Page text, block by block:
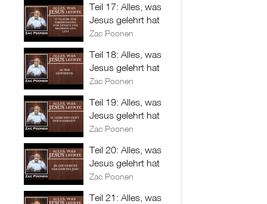
Teil 17: Alles, was
Jesus gelehrt hat
Zac Poonen
Teil 18: Alles, was
Jesus gelehrt hat
Zac Poonen
Teil 19: Alles, was
Jesus gelehrt hat
Zac Poonen
Teil 20: Alles, was
Jesus gelehrt hat
Zac Poonen
Teil 21: Alles, was